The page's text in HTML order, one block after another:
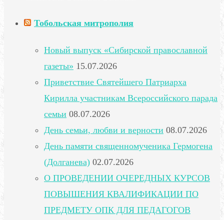
Тобольская митрополия
Новый выпуск «Сибирской православной
газеты» 15.07.2026
Приветствие Святейшего Патриарха
Кирилла участникам Всероссийского парада
семьи 08.07.2026
День семьи, любви и верности 08.07.2026
День памяти священномученика Гермогена
(Долганева) 02.07.2026
О ПРОВЕДЕНИИ ОЧЕРЕДНЫХ КУРСОВ
ПОВЫШЕНИЯ КВАЛИФИКАЦИИ ПО
ПРЕДМЕТУ ОПК ДЛЯ ПЕДАГОГОВ